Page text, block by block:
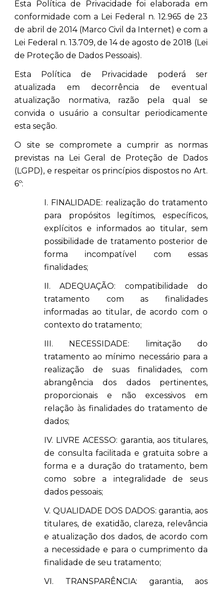
Esta Política de Privacidade foi elaborada em
conformidade com a Lei Federal n. 12.965 de 23
de abril de 2014 (Marco Civil da Internet) e com a
Lei Federal n. 13.709, de 14 de agosto de 2018 (Lei
de Proteção de Dados Pessoais).
Esta Política de Privacidade poderá ser
atualizada em decorrência de eventual
atualização normativa, razão pela qual se
convida o usuário a consultar periodicamente
esta seção.
O site se compromete a cumprir as normas
previstas na Lei Geral de Proteção de Dados
(LGPD), e respeitar os princípios dispostos no Art.
6º:
I. FINALIDADE: realização do tratamento
para propósitos legítimos, específicos,
explícitos e informados ao titular, sem
possibilidade de tratamento posterior de
forma incompatível com essas
finalidades;
II. ADEQUAÇÃO: compatibilidade do
tratamento com as finalidades
informadas ao titular, de acordo com o
contexto do tratamento;
III. NECESSIDADE: limitação do
tratamento ao mínimo necessário para a
realização de suas finalidades, com
abrangência dos dados pertinentes,
proporcionais e não excessivos em
relação às finalidades do tratamento de
dados;
IV. LIVRE ACESSO: garantia, aos titulares,
de consulta facilitada e gratuita sobre a
forma e a duração do tratamento, bem
como sobre a integralidade de seus
dados pessoais;
V. QUALIDADE DOS DADOS: garantia, aos
titulares, de exatidão, clareza, relevância
e atualização dos dados, de acordo com
a necessidade e para o cumprimento da
finalidade de seu tratamento;
VI. TRANSPARÊNCIA: garantia, aos